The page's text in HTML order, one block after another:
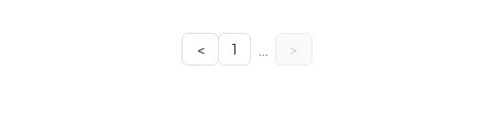
< 1 … >